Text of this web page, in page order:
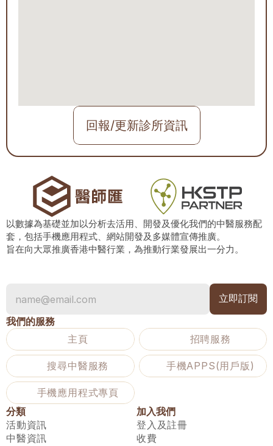
回報/更新診所資訊
以數據為基礎並加以分析去活用、開發及優化我們的中醫服務配
套，包括手機應用程式、網站開發及多媒體宣傳推廣。
旨在向大眾推廣香港中醫行業，為推動行業發展出一分力。
我們的服務
主頁
招聘服務
搜尋中醫服務 手機APPS(用戶版)
手機應用程式專頁
分類
活動資訊
中醫資訊
加入我們
登入及註冊
收費